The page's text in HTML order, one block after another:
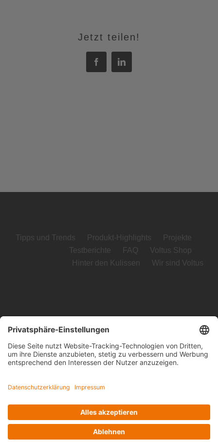
Jetzt teilen!
FacebookLinkedIn
Tipps und Trends Produkt-Highlights
Projekte
Testberichte
FAQ
Voltus Shop
Hinter den Kulissen
Wir sind Voltus
Voltus GmbH
Loog 7, 23611 Bad Schwartau
Telefon: +49 (0) 451 989 03-0
www.voltus.de
Impressum|Datenschutzerklärung